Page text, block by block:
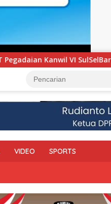
Luncurkan Program
VIDEO SPORTS